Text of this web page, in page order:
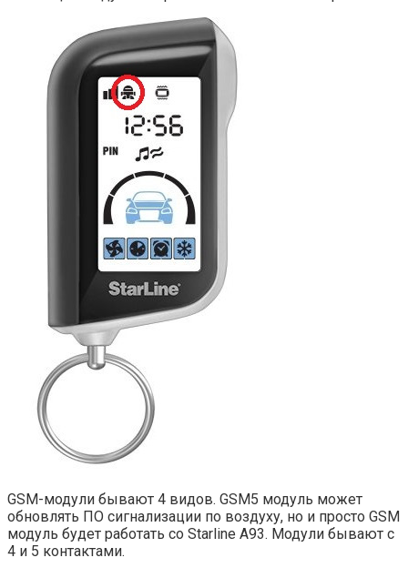
GSM-модули бывают 4 видов. GSM5 модуль может
обновлять ПО сигнализации по воздуху, но и просто GSM
модуль будет работать со Starline A93. Модули бывают с
4 и 5 контактами.